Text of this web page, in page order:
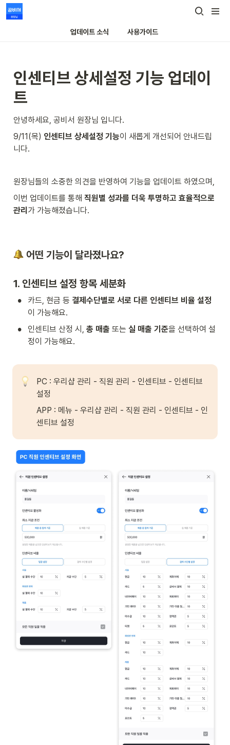
업데이트 소식 사용가이드
인센티브 상세설정 기능 업데이
트
안녕하세요, 공비서 원장님 입니다.
9/11(목) 인센티브 상세설정 기능이 새롭게 개선되어 안내드립
니다.
원장님들의 소중한 의견을 반영하여 기능을 업데이트 하였으며,
이번 업데이트를 통해 직원별 성과를 더욱 투명하고 효율적으로
관리 가 가능해졌습니다.
어떤 기능이 달라졌나요?
1. 인센티브 설정 항목 세분화
• 카드, 현금 등 결제수단별로 서로 다른 인센티브 비율 설정
이 가능해요.
• 인센티브 산정 시, 총 매출 또는 실 매출 기준을 선택하여 설
정이 가능해요.
PC : 우리샵 관리 - 직원 관리 - 인센티브 - 인센티브
설정
APP : 메뉴 - 우리샵 관리 - 직원 관리 - 인센티브 - 인
센티브 설정